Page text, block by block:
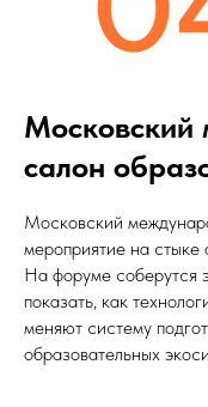
салон
Московский
мероприятие на стыке
На форуме соберутся
показать, как
меняют систему
образовательных